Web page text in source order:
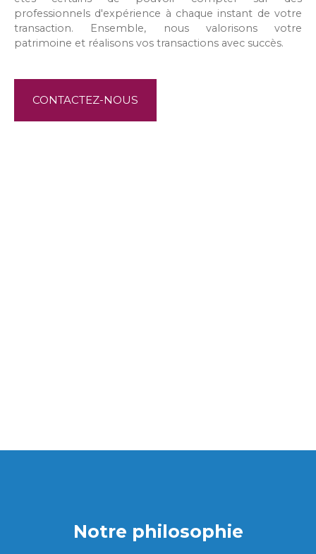
professionnels d'expérience à chaque instant de votre
transaction. Ensemble, nous valorisons votre
patrimoine et réalisons vos transactions avec succès.
CONTACTEZ-NOUS
Notre philosophie